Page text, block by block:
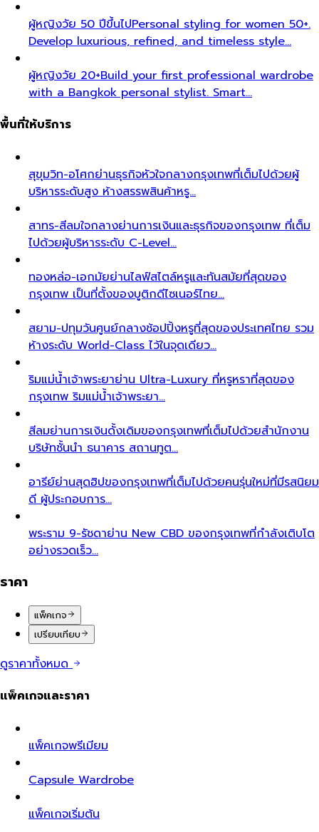
ผู้หญิงวัย 50 ปีขึ้นไปPersonal styling for women 50+.
Develop luxurious, refined, and timeless style…
ผู้หญิงวัย 20+Build your first professional wardrobe
with a Bangkok personal stylist. Smart…
พื้นที่ให้บริการ
สุขุมวิท-อโศกย่านธุรกิจหัวใจกลางกรุงเทพที่เต็มไปด้วยผู้
บริหารระดับสูง ห้างสรรพสินค้าหรู…
สาทร-สีลมใจกลางย่านการเงินและธุรกิจของกรุงเทพ ที่เต็ม
ไปด้วยผู้บริหารระดับ C-Level…
ทองหล่อ-เอกมัยย่านไลฟ์สไตล์หรูและทันสมัยที่สุดของ
กรุงเทพ เป็นที่ตั้งของบูติกดีไซเนอร์ไทย…
สยาม-ปทุมวันศูนย์กลางช้อปปิ้งหรูที่สุดของประเทศไทย รวม
ห้างระดับ World-Class ไว้ในจุดเดียว…
ริมแม่น้ำเจ้าพระยาย่าน Ultra-Luxury ที่หรูหราที่สุดของ
กรุงเทพ ริมแม่น้ำเจ้าพระยา…
สีลมย่านการเงินดั้งเดิมของกรุงเทพที่เต็มไปด้วยสำนักงาน
บริษัทชั้นนำ ธนาคาร สถานทูต…
อารีย์ย่านสุดฮิปของกรุงเทพที่เต็มไปด้วยคนรุ่นใหม่ที่มีรสนิยม
ดี ผู้ประกอบการ…
พระราม 9-รัชดาย่าน New CBD ของกรุงเทพที่กำลังเติบโต
อย่างรวดเร็ว…
ราคา
แพ็คเกจ
เปรียบเทียบ
ดูราคาทั้งหมด
แพ็คเกจและราคา
แพ็คเกจพรีเมียม
Capsule Wardrobe
แพ็คเกจเริ่มต้น